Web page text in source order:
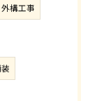
外構工事